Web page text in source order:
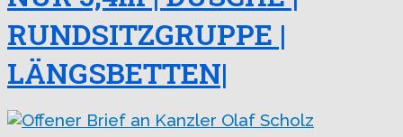
RUNDSITZGRUPPE |
LÄNGSBETTEN|